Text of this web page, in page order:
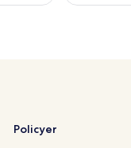
Policyer